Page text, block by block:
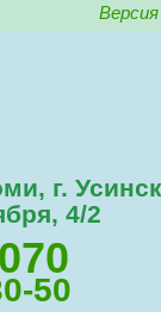
г. Усинск
4/2
50